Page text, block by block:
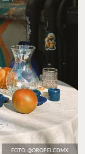
FOTO: @OROPELCDMX